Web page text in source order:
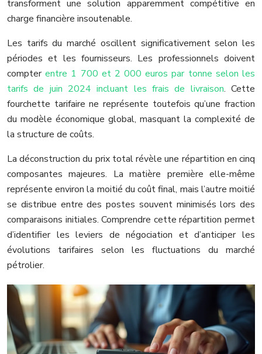
transforment une solution apparemment compétitive en
charge financière insoutenable.
Les tarifs du marché oscillent significativement selon les
périodes et les fournisseurs. Les professionnels doivent
compterentre 1 700 et 2 000 euros par tonne selon les
tarifs de juin 2024 incluant les frais de livraison. Cette
fourchette tarifaire ne représente toutefois qu’une fraction
du modèle économique global, masquant la complexité de
la structure de coûts.
La déconstruction du prix total révèle une répartition en cinq
composantes majeures. La matière première elle-même
représente environ la moitié du coût final, mais l’autre moitié
se distribue entre des postes souvent minimisés lors des
comparaisons initiales. Comprendre cette répartition permet
d’identifier les leviers de négociation et d’anticiper les
évolutions tarifaires selon les fluctuations du marché
pétrolier.